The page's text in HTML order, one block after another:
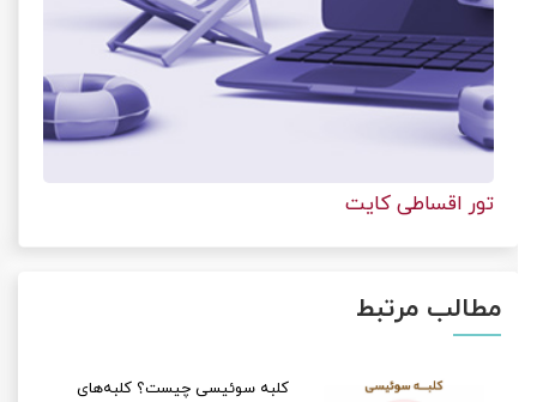
تور اقساطی کایت
مطالب مرتبط
کلبه سوئیسی چیست؟ کلبه‌های